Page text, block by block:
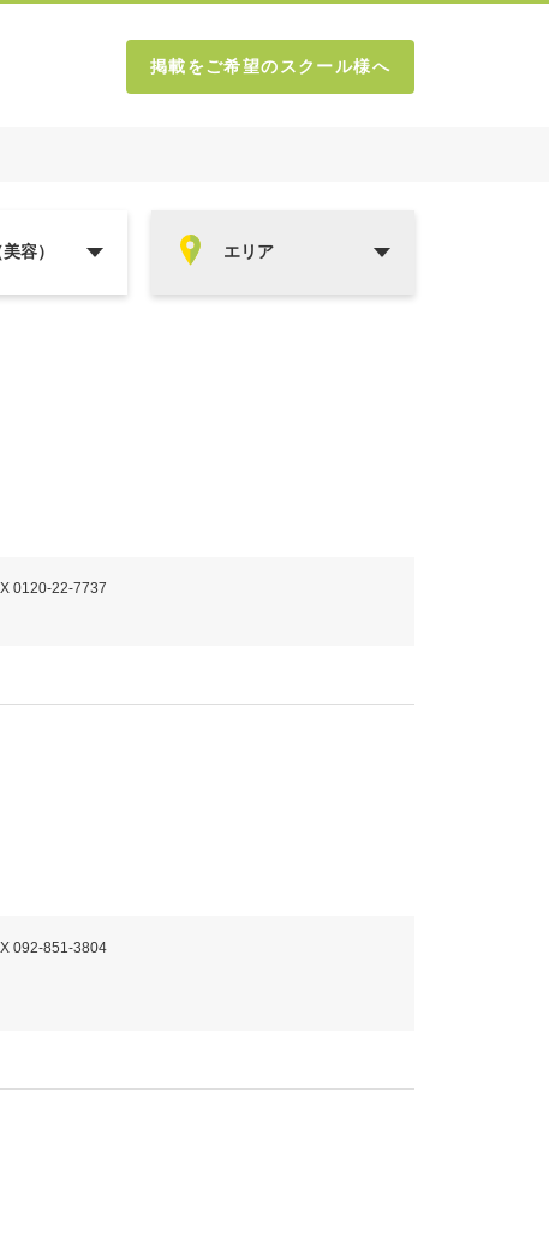
掲載をご希望のスクール様へ
0120-22-7737
092-851-3804